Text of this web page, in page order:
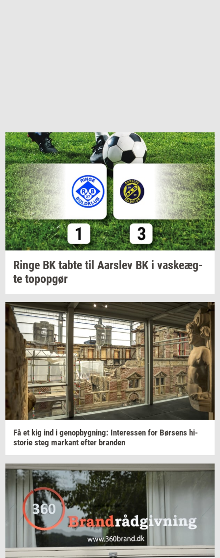
Ringe BK tabte til Aars­lev BK i va­ske­æg­
te topop­gør
Få et kig ind i genop­byg­ning: In­ter­es­sen for Bør­sens hi­
sto­rie steg mar­kant efter bran­den